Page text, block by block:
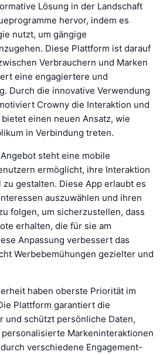
Lösung in der Landschaft
hervor, indem es
nutzt, um gängige
Diese Plattform ist darauf
Verbrauchern und Marken
eine engagiertere und
Durch die innovative Verwendung
Crowny die Interaktion und
einen neuen Ansatz, wie
in Verbindung treten.
steht eine mobile
ermöglicht, ihre Interaktion
gestalten. Diese App erlaubt es
auszuwählen und ihren
folgen, um sicherzustellen, dass
erhalten, die für sie am
Anpassung verbessert das
Werbebemühungen gezielter und
haben oberste Priorität im
Plattform garantiert die
und schützt persönliche Daten,
Markeninteraktionen
verschiedene Engagement-